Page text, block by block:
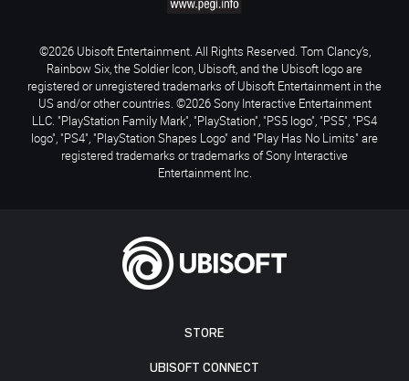
STORE
UBISOFT CONNECT
©2026 Ubisoft Entertainment. All Rights Reserved. Tom Clancy’s,
Rainbow Six, the Soldier Icon, Ubisoft, and the Ubisoft logo are
registered or unregistered trademarks of Ubisoft Entertainment in the
US and/or other countries. ©2026 Sony Interactive Entertainment
LLC. "PlayStation Family Mark", "PlayStation", "PS5 logo", "PS5", "PS4
logo", "PS4", "PlayStation Shapes Logo" and "Play Has No Limits" are
registered trademarks or trademarks of Sony Interactive
Entertainment Inc.